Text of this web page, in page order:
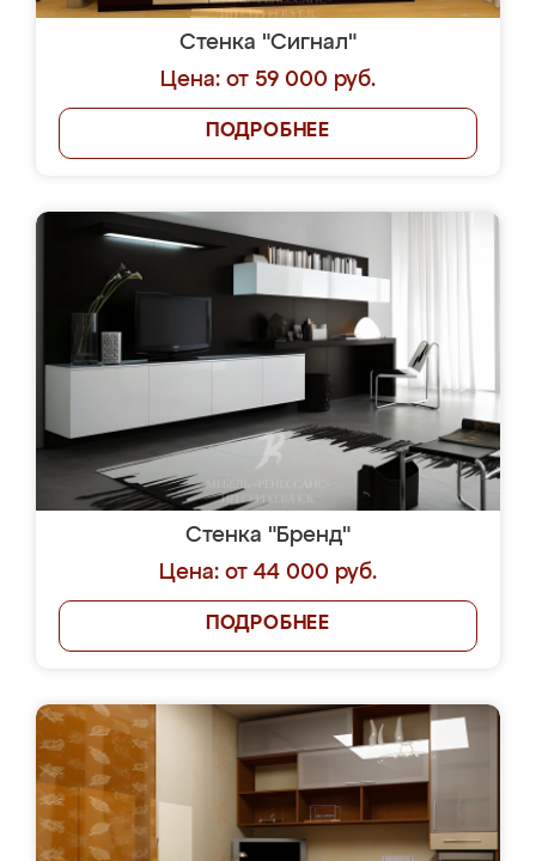
Стенка "Сигнал"
Цена: от 59 000 руб.
ПОДРОБНЕЕ
Стенка "Бренд"
Цена: от 44 000 руб.
ПОДРОБНЕЕ